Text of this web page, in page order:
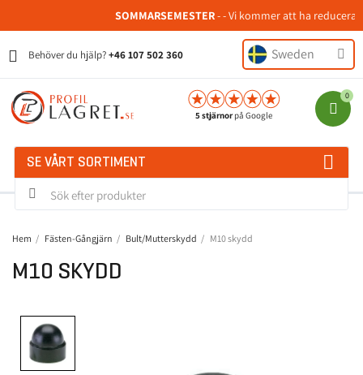
SOMMARSEMESTER- - Vi kommer att ha reducerad
Behöver du hjälp?+46 107 502 360 Sweden
5 stjärnorpå Google
SE VÅRT SORTIMENT
Hem Fästen-Gångjärn Bult/Mutterskydd M10 skydd
M10 SKYDD